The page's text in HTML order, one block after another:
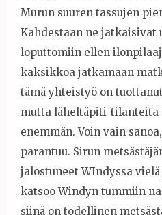
Murun suuren tassujen
Kahdestaan ne jatkaisivat
loputtomiin ellen
kaksikkoa jatkamaan
tämä yhteistyö on
mutta läheltäpiti-tilanteita
enemmän. Voin vain
parantuu. Sirun
jalostuneet WIndyssa
katsoo Windyn tummiin
siinä on todellinen